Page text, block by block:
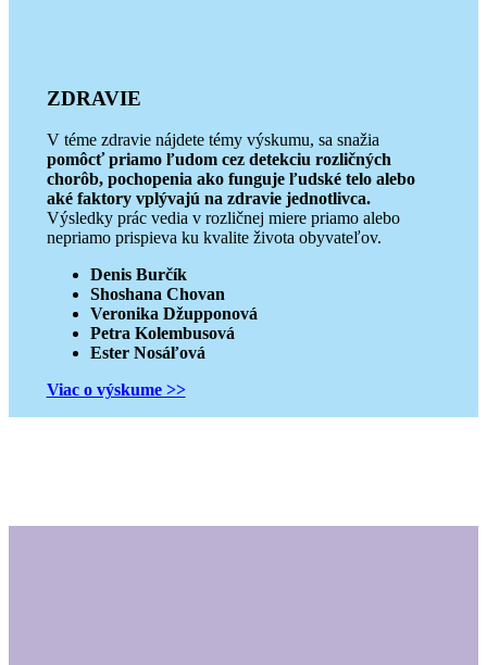
ZDRAVIE
V téme zdravie nájdete témy výskumu, sa snažia
pomôcť priamo ľudom cez detekciu rozličných
chorôb, pochopenia ako funguje ľudské telo alebo
aké faktory vplývajú na zdravie jednotlivca.
Výsledky prác vedia v rozličnej miere priamo alebo
nepriamo prispieva ku kvalite života obyvateľov.
Denis Burčík
Shoshana Chovan
Veronika Džupponová
Petra Kolembusová
Ester Nosáľová
Viac o výskume >>